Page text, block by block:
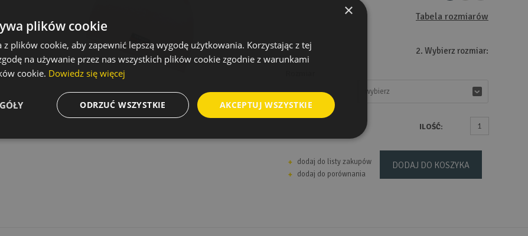
Tabela rozmiarów
2. Wybierz rozmiar:
wybierz
wybierz
ILOŚĆ:
dodaj do listy zakupów
dodaj do porównania
DODAJ DO KOSZYKA
×
plików cookie
z plików cookie, aby zapewnić lepszą wygodę użytkowania. Korzystając z tej
na używanie przez nas wszystkich plików cookie zgodnie z warunkami
cookie. Dowiedz się więcej
AKCEPTUJ WSZYSTKIE
ODRZUĆ WSZYSTKIE